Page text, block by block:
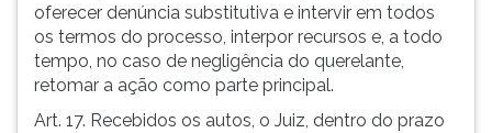
oferecer denúncia substitutiva e intervir em todos
os termos do processo, interpor recursos e, a todo
tempo, no caso de negligência do querelante,
retomar a ação como parte principal.
Art. 17. Recebidos os autos, o Juiz, dentro do prazo